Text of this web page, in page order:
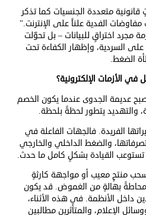
متعددة الجنسيات كما تذكر
الفدية علناً على الإنترنت."
مجرد اختراقٍ للبيانات – بل تحوّلت
السردية، وإظهار الكفاءة تحت
الضغط.
في الأزمات الإلكترونية؟
عديمة الجدوى عندما يكون الخصم
والتهديد يتطور لحظةً بلحظة.
الفريدة. فالجهات الفاعلة في
والضغط الداخلي والخارجي
تستوعب القيادة بشكلٍ كامل ما حدث.
منتحٍ معيب أو مواجهة كارثةٍ
بهالةٍ من الغموض. قد يكون
داخل الأنظمة. في هذه الأثناء،
الإعلام، والمتأثرين مطالبين